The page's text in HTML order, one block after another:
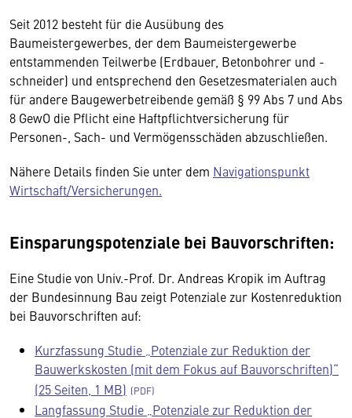
Seit 2012 besteht für die Ausübung des
Baumeistergewerbes, der dem Baumeistergewerbe
entstammenden Teilwerbe (Erdbauer, Betonbohrer und -
schneider) und entsprechend den Gesetzesmaterialen auch
für andere Baugewerbetreibende gemäß § 99 Abs 7 und Abs
8 GewO die Pflicht eine Haftpflichtversicherung für
Personen-, Sach- und Vermögensschäden abzuschließen.
Nähere Details finden Sie unter dem Navigationspunkt
Wirtschaft/Versicherungen.
Einsparungspotenziale bei Bauvorschriften:
Eine Studie von Univ.-Prof. Dr. Andreas Kropik im Auftrag
der Bundesinnung Bau zeigt Potenziale zur Kostenreduktion
bei Bauvorschriften auf:
Kurzfassung Studie „Potenziale zur Reduktion der
Bauwerkskosten (mit dem Fokus auf Bauvorschriften)“
(25 Seiten, 1 MB)
Langfassung Studie „Potenziale zur Reduktion der